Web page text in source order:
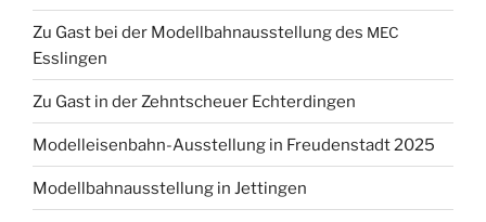
Zu Gast bei der Modellbahnausstellung des MEC
Esslingen
Zu Gast in der Zehntscheuer Echterdingen
Modelleisenbahn-Ausstellung in Freudenstadt 2025
Modellbahnausstellung in Jettingen